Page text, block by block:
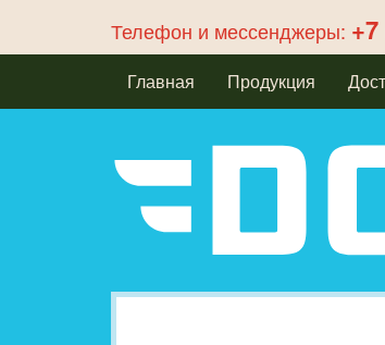
Телефон и мессенджеры:
Главная Продукция